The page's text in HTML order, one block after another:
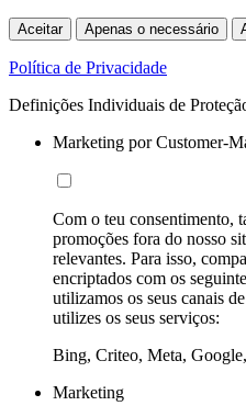
Aceitar Apenas o necessário
Política de Privacidade
Definições Individuais de
Marketing por Customer-
Com o teu consentimento,
promoções fora do nosso
relevantes. Para isso,
encriptados com os
utilizamos os seus canais
utilizes os seus serviços:
Bing, Criteo, Meta,
Marketing